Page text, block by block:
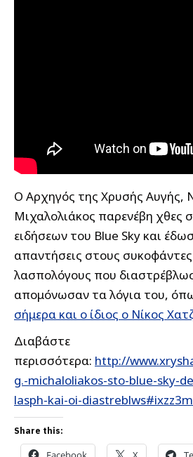
Ο Αρχηγός της Χρυσής Αυγής,
Μιχαλολιάκος παρενέβη χθες
ειδήσεων του Blue Sky και
απαντήσεις στους
λασπολόγους που
απομόνωσαν τα λόγια του,
σήμερα και ο ίδιος ο Νίκος
Διαβάστε
περισσότερα: http://
g.-michaloliakos-sto-blue-sky-
lasph-kai-oi-
Share this: